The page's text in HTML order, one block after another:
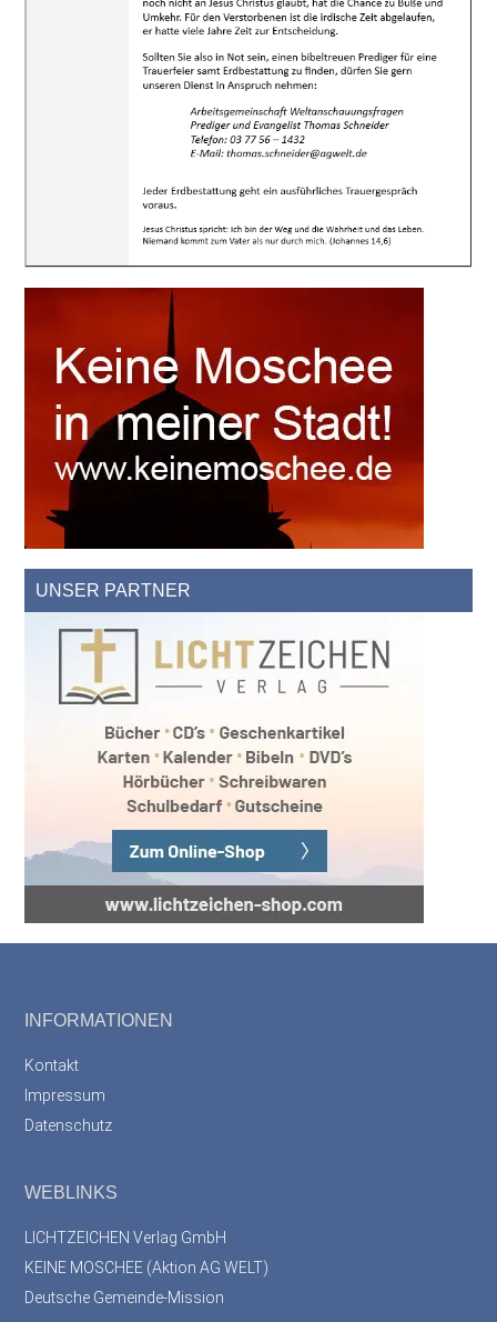
UNSER PARTNER
Footer
INFORMATIONEN
Kontakt
Impressum
Datenschutz
WEBLINKS
LICHTZEICHEN Verlag GmbH
KEINE MOSCHEE (Aktion AG WELT)
Deutsche Gemeinde-Mission